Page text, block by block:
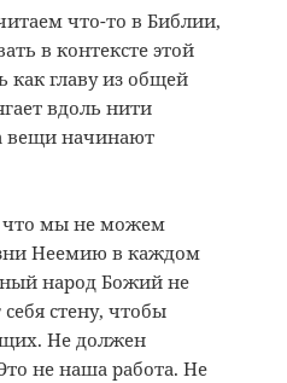
что-то в Библии,
в контексте этой
как главу из общей
вдоль нити
вещи начинают
что мы не можем
Неемию в каждом
народ Божий не
стену, чтобы
Не должен
не наша работа. Не